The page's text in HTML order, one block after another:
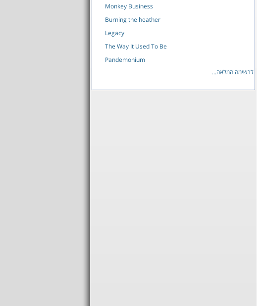
Monkey Business
Burning the heather
Legacy
The Way It Used To Be
Pandemonium
לרשימה המלאה...